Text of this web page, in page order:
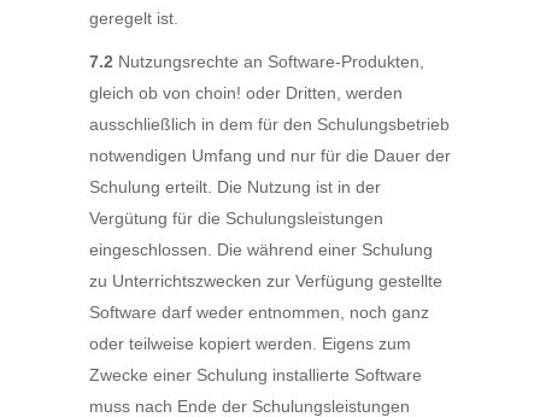
geregelt ist.
7.2 Nutzungsrechte an Software-Produkten,
gleich ob von choin! oder Dritten, werden
ausschließlich in dem für den Schulungsbetrieb
notwendigen Umfang und nur für die Dauer der
Schulung erteilt. Die Nutzung ist in der
Vergütung für die Schulungsleistungen
eingeschlossen. Die während einer Schulung
zu Unterrichtszwecken zur Verfügung gestellte
Software darf weder entnommen, noch ganz
oder teilweise kopiert werden. Eigens zum
Zwecke einer Schulung installierte Software
muss nach Ende der Schulungsleistungen